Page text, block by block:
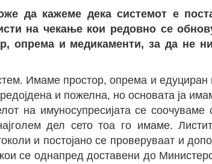
да кажеме дека системот е
на чекање кои редовно се
опрема и медикаменти, за да не
Имаме простор, опрема и едуциран
и пожелна, но основата ја
на имуносупресијата се
дел сето тоа го имаме.
и постојано се проверуваат и
се однапред доставени до